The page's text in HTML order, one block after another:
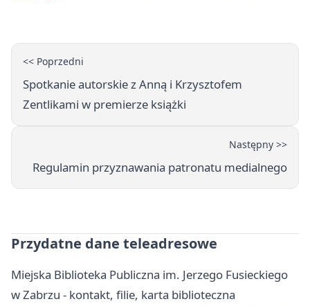
<< Poprzedni
Spotkanie autorskie z Anną i Krzysztofem
Zentlikami w premierze książki
Następny >>
Regulamin przyznawania patronatu medialnego
Przydatne dane teleadresowe
Miejska Biblioteka Publiczna im. Jerzego Fusieckiego
w Zabrzu - kontakt, filie, karta biblioteczna